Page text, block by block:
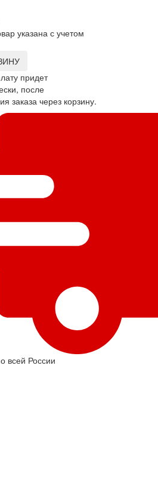
указана с учетом
придет
после
заказа через корзину.
всей России